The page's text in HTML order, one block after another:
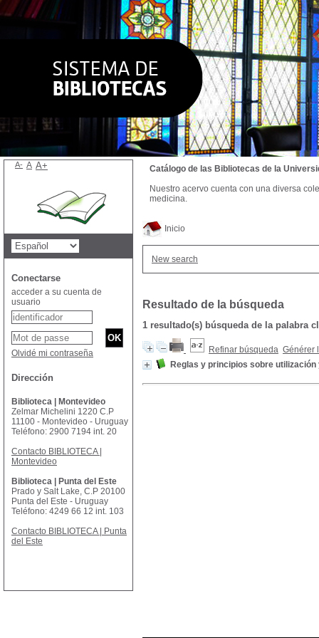
Inicio
New search
Resultado de la búsqueda
1 resultado(s) búsqueda de la palabra
Refinar búsqueda Générer
Reglas y principios sobre
Catálogo de las Bibliotecas de la
Nuestro acervo cuenta con una diversa
medicina.
A- A A+
Conectarse
acceder a su cuenta de
usuario
Olvidé mi contraseña
Dirección
Biblioteca | Montevideo
Zelmar Michelini 1220 C.P
11100 - Montevideo - Uruguay
Teléfono: 2900 7194 int. 20
Contacto BIBLIOTECA |
Montevideo
Biblioteca | Punta del Este
Prado y Salt Lake, C.P 20100
Punta del Este - Uruguay
Teléfono: 4249 66 12 int. 103
Contacto BIBLIOTECA | Punta
del Este